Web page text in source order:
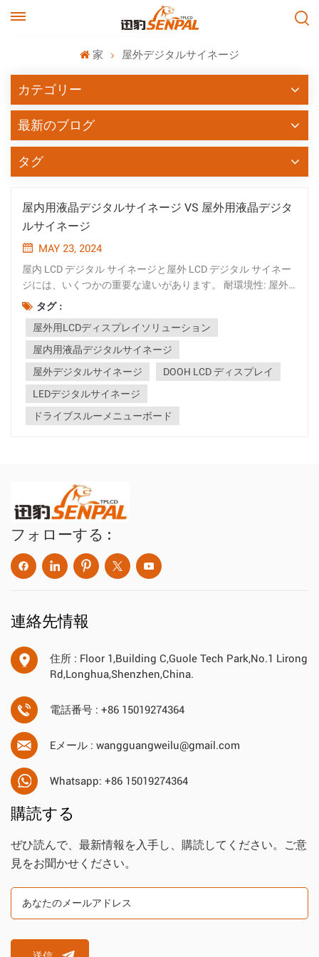
家 屋外デジタルサイネージ
カテゴリー
最新のブログ
タグ
屋内用液晶デジタルサイネージ VS 屋外用液晶デジタ
ルサイネージ
MAY 23, 2024
屋内 LCD デジタル サイネージと屋外 LCD デジタル サイネー
ジには、いくつかの重要な違いがあります。 耐環境性: 屋外
用液晶デジタルサイネージ 雨、日光、極端な温度、ほこりな
どの過酷な気象条件に耐えるように設計されています。より
高い保護等級の保護と特殊なコーティングが施されており、
まぶしさを軽減し、明...
タグ :
屋外用LCDディスプレイソリューション
屋内用液晶デジタルサイネージ
屋外デジタルサイネージ
DOOH LCD ディスプレイ
LEDデジタルサイネージ
ドライブスルーメニューボード
フォローする :
連絡先情報
住所 : Floor 1,Building C,Guole Tech Park,No.1 Lirong
Rd,Longhua,Shenzhen,China.
電話番号 : +86 15019274364
Eメール : wangguangweilu@gmail.com
Whatsapp: +86 15019274364
購読する
ぜひ読んで、最新情報を入手し、購読してください。ご意
見をお聞かせください。